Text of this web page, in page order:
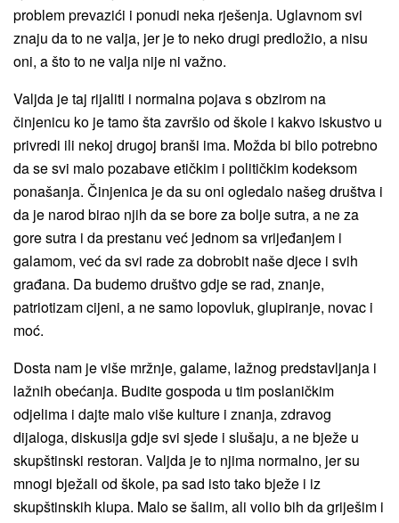
problem prevazići i ponudi neka rješenja. Uglavnom svi
znaju da to ne valja, jer je to neko drugi predložio, a nisu
oni, a što to ne valja nije ni važno.
Valjda je taj rijaliti i normalna pojava s obzirom na
činjenicu ko je tamo šta završio od škole i kakvo iskustvo u
privredi ili nekoj drugoj branši ima. Možda bi bilo potrebno
da se svi malo pozabave etičkim i političkim kodeksom
ponašanja. Činjenica je da su oni ogledalo našeg društva i
da je narod birao njih da se bore za bolje sutra, a ne za
gore sutra i da prestanu već jednom sa vrijeđanjem i
galamom, već da svi rade za dobrobit naše djece i svih
građana. Da budemo društvo gdje se rad, znanje,
patriotizam cijeni, a ne samo lopovluk, glupiranje, novac i
moć.
Dosta nam je više mržnje, galame, lažnog predstavljanja i
lažnih obećanja. Budite gospoda u tim poslaničkim
odjelima i dajte malo više kulture i znanja, zdravog
dijaloga, diskusija gdje svi sjede i slušaju, a ne bježe u
skupštinski restoran. Valjda je to njima normalno, jer su
mnogi bježali od škole, pa sad isto tako bježe i iz
skupštinskih klupa. Malo se šalim, ali volio bih da griješim i